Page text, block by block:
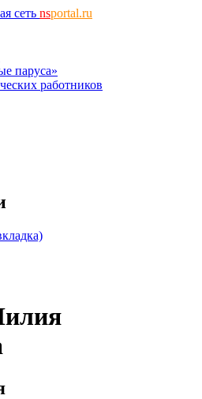
сеть nsportal.ru
паруса»
работников